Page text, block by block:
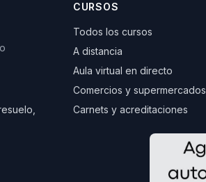
Estudio CURSOS
Todos los cursos
A distancia
Aula virtual en directo
Comercios y supermercados
Carnets y acreditaciones